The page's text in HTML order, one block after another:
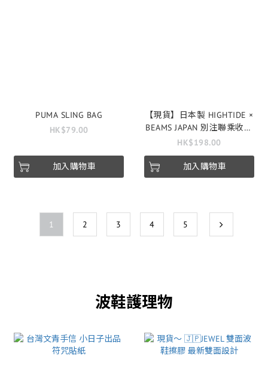
PUMA SLING BAG
HK$79.00
加入購物車
【現貨】日本製 HIGHTIDE ×
BEAMS JAPAN 別注聯乘收納
袋
HK$198.00
加入購物車
1 2 3 4 5
波鞋護理物